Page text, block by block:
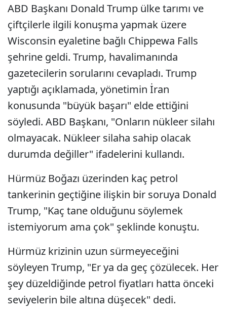
ABD Başkanı Donald Trump ülke tarımı ve
çiftçilerle ilgili konuşma yapmak üzere
Wisconsin eyaletine bağlı Chippewa Falls
şehrine geldi. Trump, havalimanında
gazetecilerin sorularını cevapladı. Trump
yaptığı açıklamada, yönetimin İran
konusunda "büyük başarı" elde ettiğini
söyledi. ABD Başkanı, "Onların nükleer silahı
olmayacak. Nükleer silaha sahip olacak
durumda değiller" ifadelerini kullandı.
Hürmüz Boğazı üzerinden kaç petrol
tankerinin geçtiğine ilişkin bir soruya Donald
Trump, "Kaç tane olduğunu söylemek
istemiyorum ama çok" şeklinde konuştu.
Hürmüz krizinin uzun sürmeyeceğini
söyleyen Trump, "Er ya da geç çözülecek. Her
şey düzeldiğinde petrol fiyatları hatta önceki
seviyelerin bile altına düşecek" dedi.